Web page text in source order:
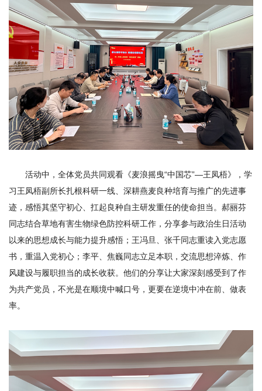
究
合
流
研
培
党
的
学
术
活动中，全体党员共同观看《麦浪摇曳“中国芯”—王凤梧》，学
习王凤梧副所长扎根科研一线、深耕燕麦良种培育与推广的先进事
迹，感悟其坚守初心、扛起良种自主研发重任的使命担当。郝丽芬
同志结合草地有害生物绿色防控科研工作，分享参与政治生日活动
以来的思想成长与能力提升感悟；王冯旦、张千同志重读入党志愿
书，重温入党初心；李平、焦巍同志立足本职，交流思想淬炼、作
风建设与履职担当的成长收获。他们的分享让大家深刻感受到了作
为共产党员，不光是在顺境中喊口号，更要在逆境中冲在前、做表
率。